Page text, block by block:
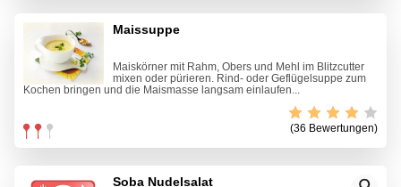
Maissuppe
Maiskörner mit Rahm, Obers und Mehl im Blitzcutter
mixen oder pürieren. Rind- oder Geflügelsuppe zum
Kochen bringen und die Maismasse langsam einlaufen...
(36 Bewertungen)
Soba Nudelsalat